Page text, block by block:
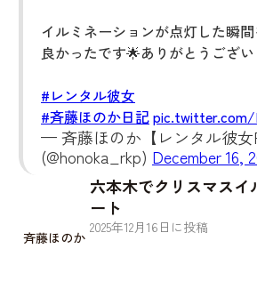
イルミネーションが点灯した瞬
良かったです🌟ありがとうござい
#レンタル彼女
#斉藤ほのか日記pic.twitter.com/
— 斉藤ほのか【レンタル彼女
(@honoka_rkp) December 16,
斉藤ほのか
六本木でクリスマス
ート
2025年12月 16 日に投稿